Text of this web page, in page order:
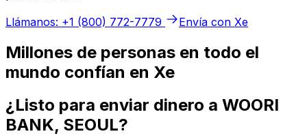
Llámanos: +1 (800) 772-7779
Envía con Xe
Millones de personas en todo el
mundo confían en Xe
¿Listo para enviar dinero a WOORI
BANK, SEOUL?